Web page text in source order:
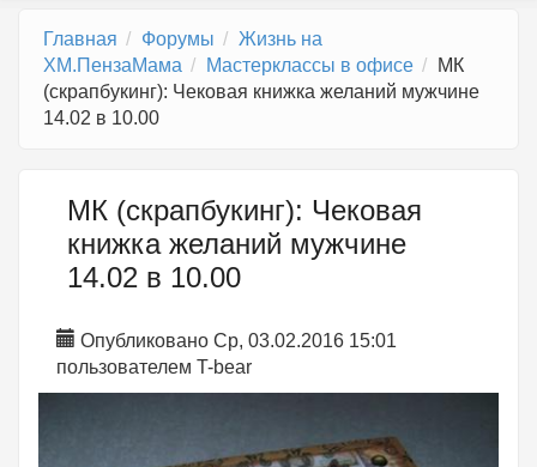
Главная Форумы
Жизнь на
ХМ.ПензаМама
Мастерклассы в офисе
МК
(скрапбукинг): Чековая книжка желаний мужчине
14.02 в 10.00
МК (скрапбукинг): Чековая
книжка желаний мужчине
14.02 в 10.00
Опубликовано Ср, 03.02.2016 15:01
пользователем T-bear